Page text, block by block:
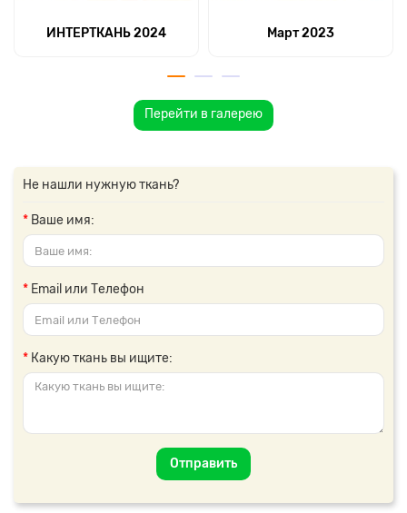
ИНТЕРТКАНЬ 2024 Март 2023
Перейти в галерею
Не нашли нужную ткань?
Ваше имя:
Email или Телефон
Какую ткань вы ищите:
Отправить